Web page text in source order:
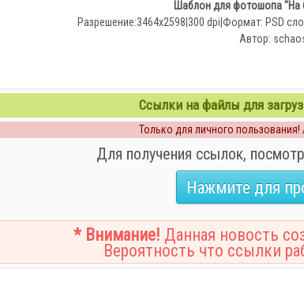
Шаблон для фотошопа "На
Разрешение:3464х2598|300 dpi|Формат: PSD
Автор:
Ссылки на файлы для
Только для личного
Для получения ссылок,
Нажмите для
* Внимание! Данная новость
Вероятность что ссылки